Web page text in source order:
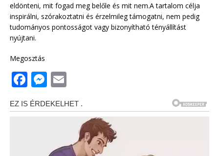
eldönteni, mit fogad meg belőle és mit nem.A tartalom célja
inspirálni, szórakoztatni és érzelmileg támogatni, nem pedig
tudományos pontosságot vagy bizonyítható tényállítást
nyújtani.
Megosztás
F
a
c
M
ssai